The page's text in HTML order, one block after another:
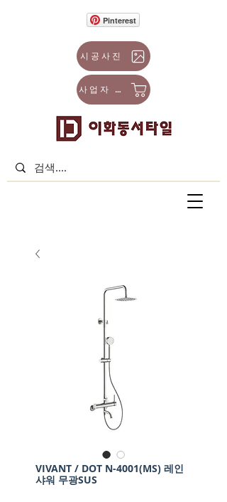
사업자 몰
시공사진
Pinterest
VIVANT / DOT N-4001(MS) 레인
샤워 무광SUS